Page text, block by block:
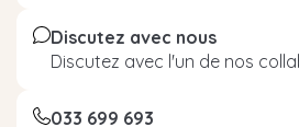
Discutez avec nous
Discutez avec l'un de nos
033 699 693